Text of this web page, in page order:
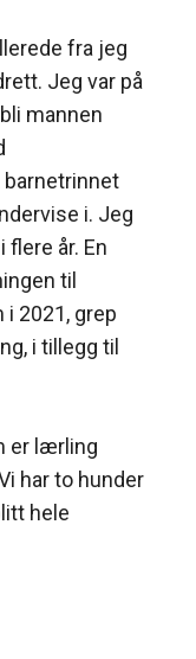
fra jeg
Jeg var på
mannen
i. Jeg
år. En
til
2021, grep
i tillegg til
er lærling
har to hunder
hele